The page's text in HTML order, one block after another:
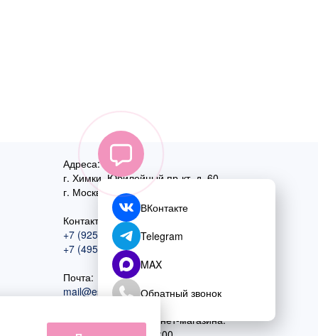
Адреса:
г. Химки, Юбилейный пр-кт, д. 60
г. Москва,ул. Перовская, д. 59
Контактный номер:
+7 (925) 585-74-27
+7 (495) 970-44-75
Почта:
mail@esta-fiesta.ru
Режим работы интернет-магазина:
ВКонтакте
Telegram
MAX
Обратный звонок